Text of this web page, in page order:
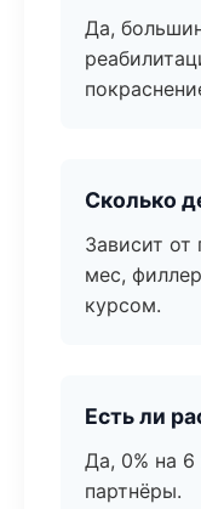
Да,
Сколько
Зависит
мес,
курсом.
Есть ли
Да, 0% на 6
партнёры.